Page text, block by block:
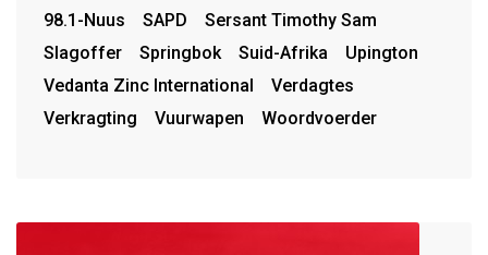
98.1-Nuus
SAPD
Sersant Timothy Sam
Slagoffer
Springbok Suid-Afrika
Upington
Vedanta Zinc International
Verdagtes
Verkragting
Vuurwapen Woordvoerder